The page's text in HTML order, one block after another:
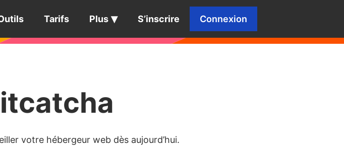
Tarifs Plus S’inscrire Connexion
votre hébergeur web dès aujourd’hui.